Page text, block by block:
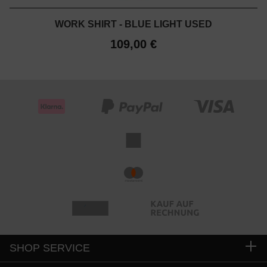
WORK SHIRT - BLUE LIGHT USED
109,00 €
SHOP SERVICE